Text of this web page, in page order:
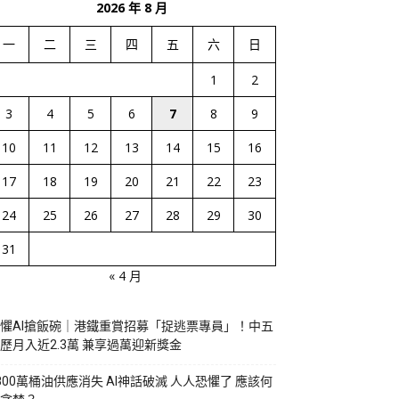
2026 年 8 月
一 二 三 四 五 六 日
1
2
3
4 5 6 7 8
9
10
11 12 13 14 15
16
17
18 19 20 21 22
23
24
25 26 27 28 29
30
31
« 4 月
AI搶飯碗｜港鐵重賞招募「捉逃票專員」！中五
月入近2.3萬 兼享過萬迎新獎金
萬桶油供應消失 AI神話破滅 人人恐懼了 應該何